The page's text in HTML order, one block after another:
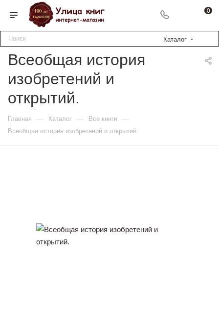
0
Всеобщая история
изобретений и
открытий.
Главная — Каталог — Все книги —
Всеобщая история изобретений и открытий.
Каталог